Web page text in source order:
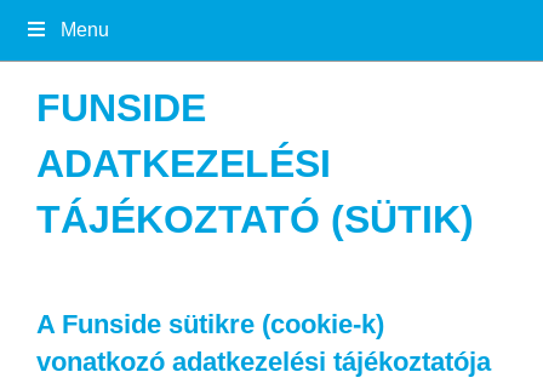
Menu
FUNSIDE
ADATKEZELÉSI
TÁJÉKOZTATÓ (SÜTIK)
A Funside sütikre (cookie-k)
vonatkozó adatkezelési tájékoztatója